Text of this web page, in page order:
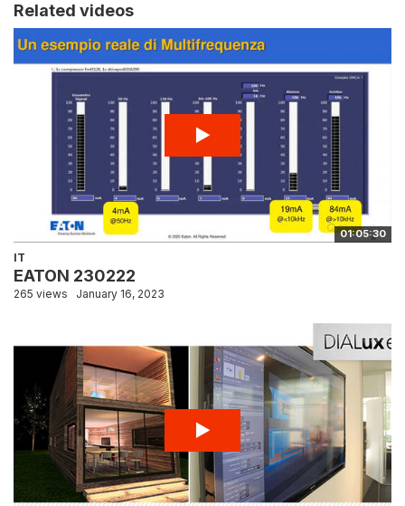
Related videos
01:05:30
IT
EATON 230222
265 views January 16, 2023